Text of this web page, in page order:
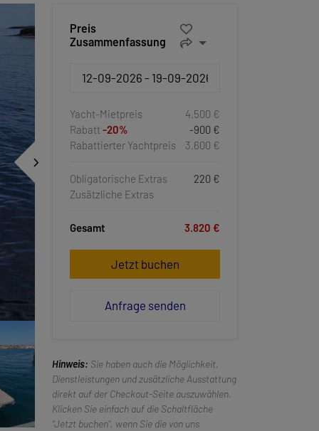
Preis
Zusammenfassung
Yacht-Mietpreis
4.500 €
Rabatt -20%
-900 €
Rabattierter Yachtpreis
3.600 €
Obligatorische Extras
220 €
Zusätzliche Extras
Gesamt 3.820 €
Jetzt buchen
Anfrage senden
Hinweis: Sie haben auch die Möglichkeit,
Dienstleistungen und zusätzliche Ausstattung
direkt auf der Checkout-Seite auszuwählen.
Klicken Sie einfach auf die Schaltfläche
"Jetzt buchen", wenn Sie die von uns